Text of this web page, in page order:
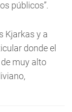
públicos”.
Kjarkas y a
donde el
muy alto